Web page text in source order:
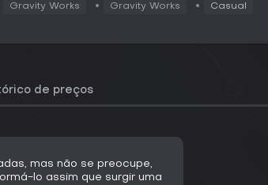
Gravity Works Gravity Works Casual
de preços
mas não se preocupe,
lo assim que surgir uma